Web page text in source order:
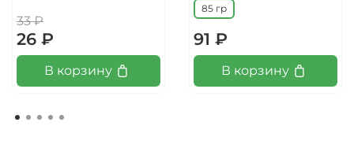
33 ₽
26 ₽
В корзину
85 гр
91 ₽
В корзину